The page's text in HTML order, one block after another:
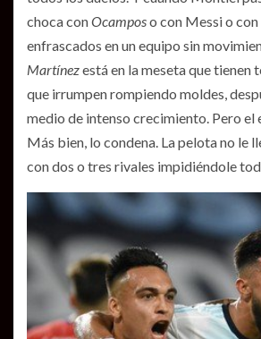
choca conOcamposo con Messi o con
enfrascados en un equipo sin
Martínezestá en la meseta que tienen
que irrumpen rompiendo moldes,
medio de intenso crecimiento. Pero el
Más bien, lo condena. La pelota no le
con dos o tres rivales impidiéndole